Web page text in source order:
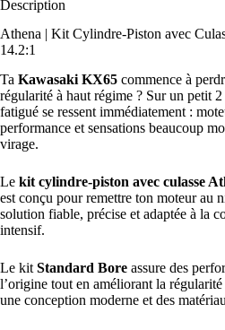
Description
Athena | Kit Cylindre-Piston avec
14.2:1
Ta Kawasaki KX65 commence à
régularité à haut régime ? Sur un petit
fatigué se ressent immédiatement :
performance et sensations beaucoup
virage.
Le kit cylindre-piston avec culasse
est conçu pour remettre ton moteur au
solution fiable, précise et adaptée à la
intensif.
Le kit Standard Bore assure des
l’origine tout en améliorant la
une conception moderne et des